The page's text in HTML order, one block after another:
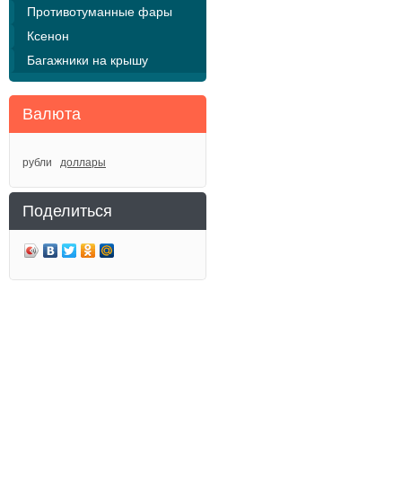
Противотуманные фары
Ксенон
Багажники на крышу
Валюта
рубли доллары
Поделиться